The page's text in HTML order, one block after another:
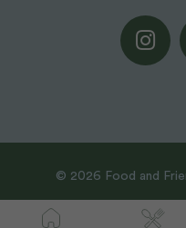
© 2026 Food and